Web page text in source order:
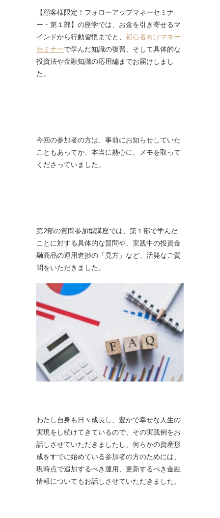
【顧客様限定！フォローアップマネーセミナ
ー・第１部】の座学では、お金を引き寄せるマ
インドから行動習慣までと、 初心者向けマネー
セミナーで学んだ知識の復習、そして具体的な
投資法や金融知識の応用編までお届けしまし
た。
今回の参加者の方は、事前にお知らせしていた
こともあってか、本当に熱心に、メモを取って
くださっていました。
第2部の質問参加型講座では、第１部で学んだ
ことに対する具体的な質問や、実践中の投資金
融商品の運用進捗の「見方」など、活発なご質
問をいただきました。
わたし自身も日々成長し、豊かで幸せな人生の
実現をし続けてきているので、その実践例をお
話しさせていただきましたし、何らかの資産形
成をすでに始めている参加者の方のためには、
現時点で追加するべき運用、更新するべき金融
情報についてもお話しさせていただきました。